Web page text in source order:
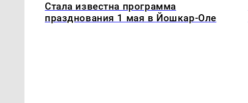
Стала известна программа
празднования 1 мая в Йошкар-Оле